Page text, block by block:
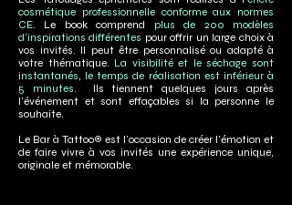
cosmétique professionnelle conforme aux normes
CE. Le book comprend plus de 200 modèles
d’inspirations différentes pour offrir un large choix à
vos invités. Il peut être personnalisé ou adapté à
votre thématique. La visibilité et le séchage sont
instantanés, le temps de réalisation est inférieur à
5 minutes.
Ils tiennent quelques jours après
l'événement et sont effaçables si la personne le
souhaite.
Le Bar à Tattoo® est l’occasion de créer l'émotion et
de faire vivre à vos invités une expérience unique,
originale et mémorable.